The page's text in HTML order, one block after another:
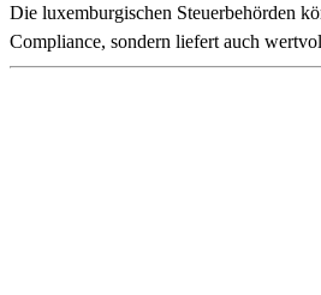
Die luxemburgischen Steuerbehörden
Compliance, sondern liefert auch